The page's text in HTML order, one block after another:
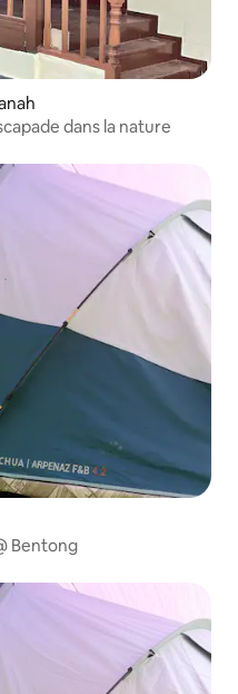
dans la nature
Bentong